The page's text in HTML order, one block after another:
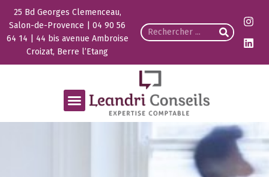
25 Bd Georges Clemenceau,
Salon-de-Provence | 04 90 56
64 14 | 44 bis avenue Ambroise
Croizat, Berre l’Etang